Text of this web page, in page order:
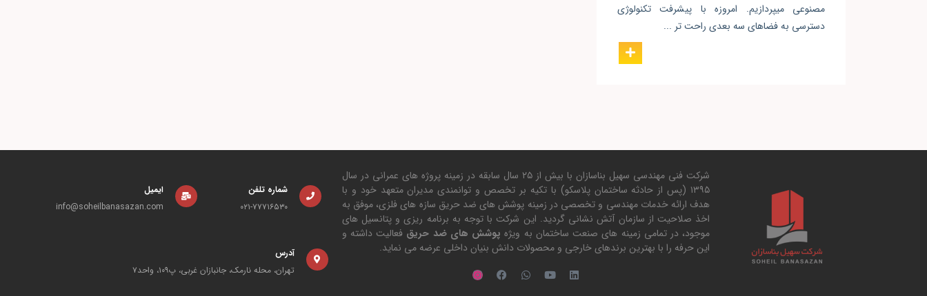
مصنوعی میپردازیم. امروزه با پیشرفت تکنولوژی
دسترسی به فضاهای سه بعدی راحت تر ...
شرکت فنی مهندسی سهیل بناسازان با بیش از ۲۵ سال سابقه در زمینه پروژه های عمرانی در سال
۱۳۹۵ (پس از حادثه ساختمان پلاسکو) با تکیه بر تخصص و توانمندی مدیران متعهد خود و با
هدف ارائه خدمات مهندسی و تخصصی در زمینه پوشش های ضد حریق سازه های فلزی، موفق به
اخذ صلاحیت از سازمان آتش نشانی گردید. این شرکت با توجه به برنامه ریزی و پتانسیل های
موجود، در تمامی زمینه های صنعت ساختمان به ویژه پوشش های ضد حریق فعالیت داشته و
این حرفه را با بهترین برندهای خارجی و محصولات دانش بنیان داخلی عرضه می نماید.
شماره تلفن
۰۲۱-۷۷۷۱۶۵۳۰
ایمیل
info@soheilbanasazan.com
آدرس
تهران، محله نارمک، جانبازان غربی، پ۱۰۹، واحد۷